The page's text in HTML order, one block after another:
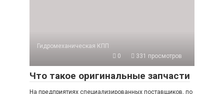
Гидромеханическая КПП
0
331 просмотров
Что такое оригинальные запчасти
На предприятиях специализированных поставщиков, по